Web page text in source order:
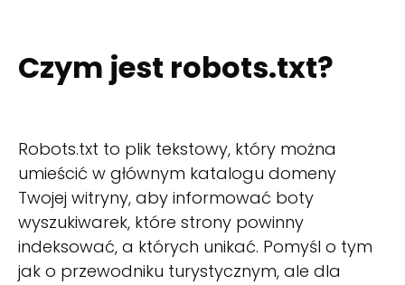
Czym jest robots.txt?
Robots.txt to plik tekstowy, który można
umieścić w głównym katalogu domeny
Twojej witryny, aby informować boty
wyszukiwarek, które strony powinny
indeksować, a których unikać. Pomyśl o tym
jak o przewodniku turystycznym, ale dla